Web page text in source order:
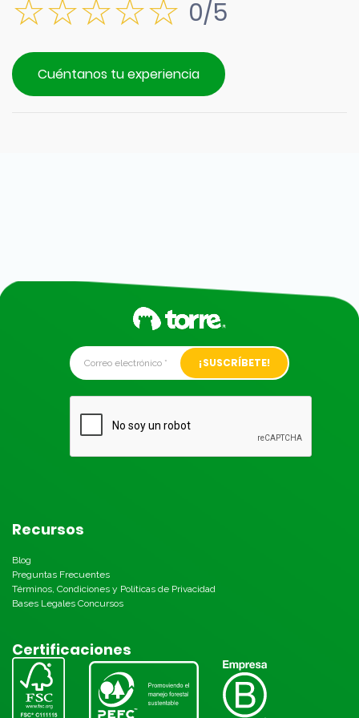
0/5
Cuéntanos tu experiencia
Alternative:
Recursos
Blog
Preguntas Frecuentes
Términos, Condiciones y Políticas de Privacidad
Bases Legales Concursos
Certificaciones